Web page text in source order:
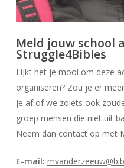
Meld jouw school
Struggle4Bibles
Lijkt het je mooi om deze
organiseren? Zou je er
je af of we zoiets ook
groep mensen die niet uit
Neem dan contact op met
E-mail: